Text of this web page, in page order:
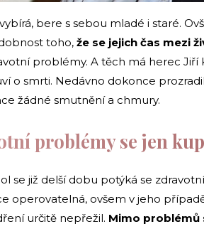
bere s sebou mladé i staré.
toho, že se jejich čas mezi
problémy. A těch má herec
o smrti. Nedávno dokonce
žádné smutnění a chmury.
problémy se jen
se již delší dobu potýká se
operovatelná, ovšem v jeho
určitě nepřežil. Mimo problémů